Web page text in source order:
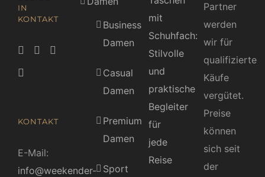
IN
KONTAKT
KONTAKT
E-Mail:
info@weekender-
Business
Damen
Casual
Damen
Premium
Damen
Sport
mit
Schuhfach:
Stilvolle
und
praktische
Begleiter
für
jede
Reise
Partner
werden
wir für
qualifizierte
Käufe
vergütet.
Preise
können
sich seit
der